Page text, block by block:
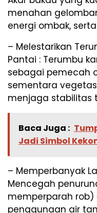
menahan
energi ombak,
– Melestarikan
Pantai : Terumbu
sebagai pemecah
sementara
menjaga stabilitas
Baca Juga :
Jadi Simbol
– Memperbanyak
Mencegah
memperparah
penggunaan air